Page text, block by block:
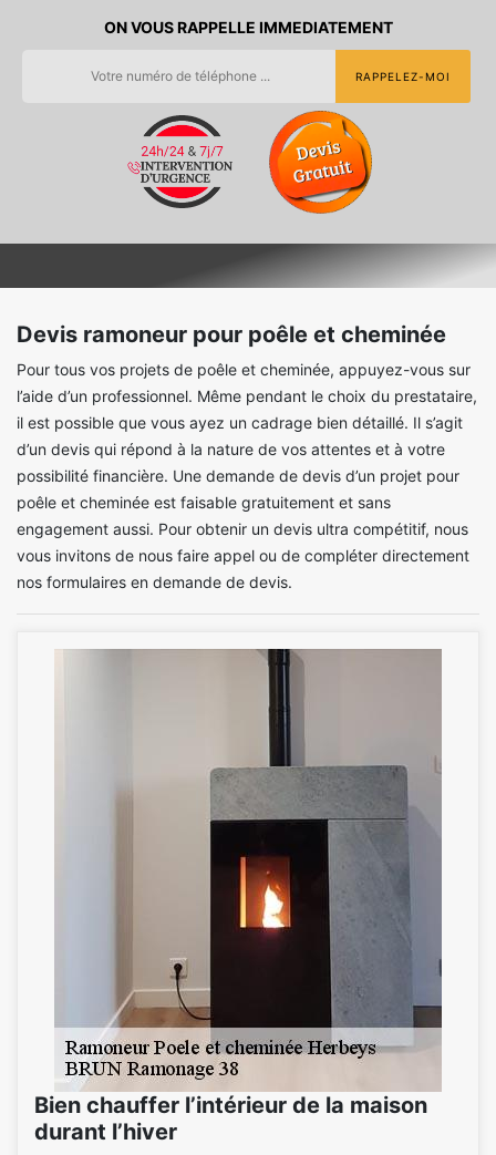
ON VOUS RAPPELLE IMMEDIATEMENT
Devis ramoneur pour poêle et cheminée
Pour tous vos projets de poêle et cheminée, appuyez-vous sur
l’aide d’un professionnel. Même pendant le choix du prestataire,
il est possible que vous ayez un cadrage bien détaillé. Il s’agit
d’un devis qui répond à la nature de vos attentes et à votre
possibilité financière. Une demande de devis d’un projet pour
poêle et cheminée est faisable gratuitement et sans
engagement aussi. Pour obtenir un devis ultra compétitif, nous
vous invitons de nous faire appel ou de compléter directement
nos formulaires en demande de devis.
Bien chauffer l’intérieur de la maison
durant l’hiver